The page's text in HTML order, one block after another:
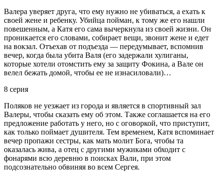
Валера уверяет друга, что ему нужно не убиваться, а ехать к
своей жене и ребенку. Убийца пойман, к тому же его нашли
повешенным, а Катя его сама вычеркнула из своей жизни. Он
проникается его словами, собирает вещи, звонит жене и едет
на вокзал. Отъехав от подъезда — передумывает, вспомнив
вечер, когда была убита Валя (его задержали хулиганы,
которые хотели отомстить ему за защиту Фокина, а Вале он
велел бежать домой, чтобы ее не изнасиловали)…
8 серия
Поляков не уезжает из города и является в спортивный зал
Валеры, чтобы сказать ему об этом. Также соглашается на его
предложение работать у него, но с оговоркой, что приступит,
как только поймает душителя. Тем временем, Катя вспоминает
вечер пропажи сестры, как мать молит Бога, чтобы та
оказалась жива, а отец с другими мужиками обходит с
фонарями всю деревню в поисках Вали, при этом
подсознательно обвиняя во всем Сергея.